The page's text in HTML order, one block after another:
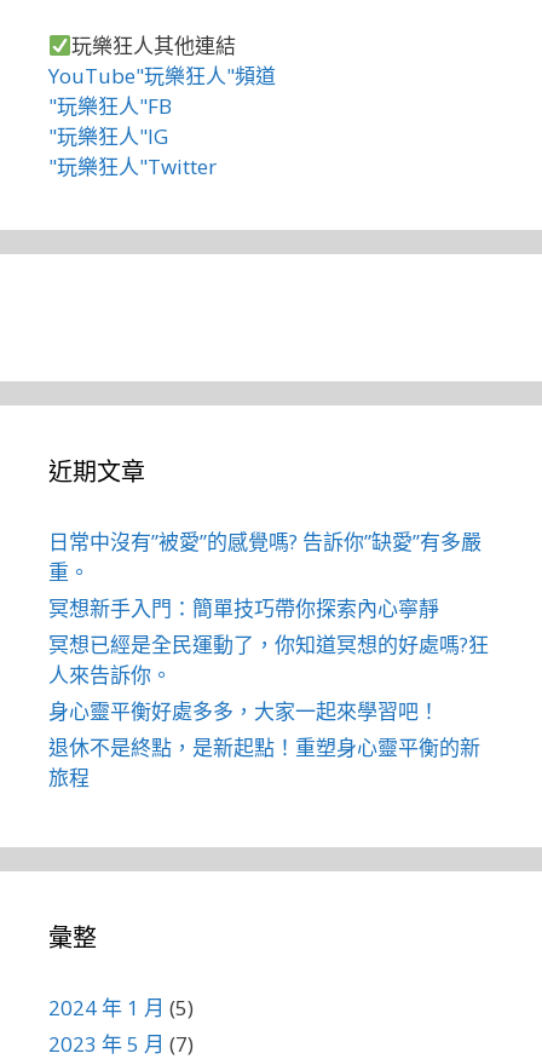
玩樂狂人其他連結
YouTube"玩樂狂人"頻道
"玩樂狂人"FB
"玩樂狂人"IG
"玩樂狂人"Twitter
近期文章
日常中沒有”被愛”的感覺嗎? 告訴你”缺愛”有多嚴
重。
冥想新手入門：簡單技巧帶你探索內心寧靜
冥想已經是全民運動了，你知道冥想的好處嗎?狂
人來告訴你。
身心靈平衡好處多多，大家一起來學習吧！
退休不是終點，是新起點！重塑身心靈平衡的新
旅程
彙整
2024 年 1 月 (5)
2023 年 5 月 (7)